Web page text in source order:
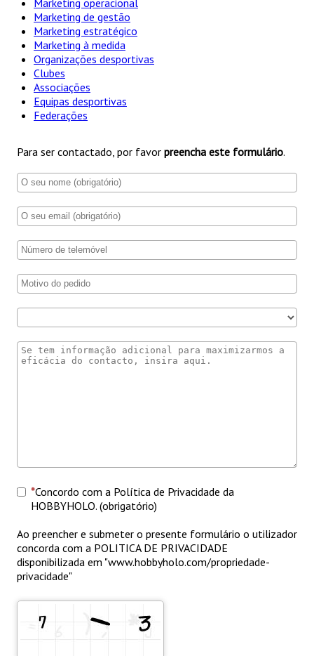
Marketing operacional
Marketing de gestão
Marketing estratégico
Marketing à medida
Organizações desportivas
Clubes
Associações
Equipas desportivas
Federações
Para ser contactado, por favor preencha este formulário.
Concordo com a Política de Privacidade da
HOBBYHOLO. (obrigatório)
Ao preencher e submeter o presente formulário o utilizador
concorda com a POLITICA DE PRIVACIDADE
disponibilizada em "www.hobbyholo.com/propriedade-
privacidade"